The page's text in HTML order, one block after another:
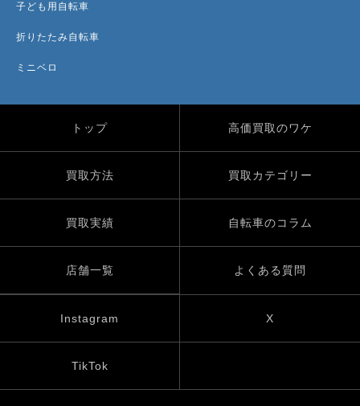
子ども用自転車
折りたたみ自転車
ミニベロ
トップ 高価買取のワケ
買取方法 買取カテゴリー
買取実績 自転車のコラム
店舗一覧 よくある質問
Instagram X
TikTok